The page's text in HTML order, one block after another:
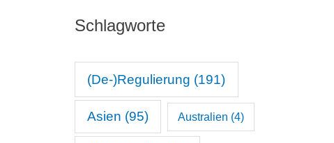
n
a
a
Schlagworte
(De-)Regulierung (191)
Asien (95) Australien (4)